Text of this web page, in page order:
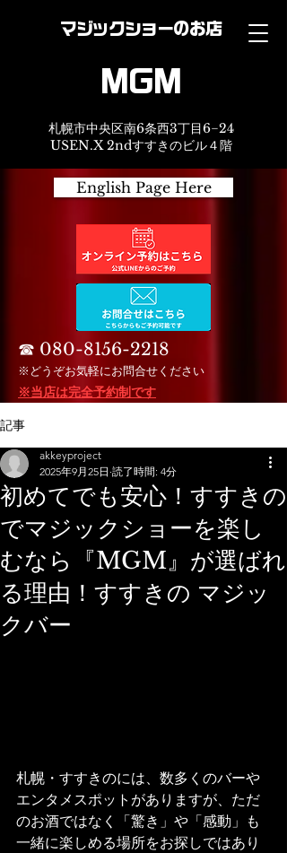
マジックショーのお店
MGM
札幌市中央区南6条西3丁目6−24
USEN.X 2ndすすきのビル４階
English Page Here
☎︎ 080-8156-2218
※どうぞお気軽にお問合せください
※当店は完全予約制です
記事
初めてでも安心！すすきの
でマジックショーを楽し
むなら『MGM』が選ばれ
る理由！すすきの マジッ
クバー
akkeyproject
2025年9月25日 読了時間: 4分
札幌・すすきのには、数多くのバーや
エンタメスポットがありますが、ただ
のお酒ではなく「驚き」や「感動」も
一緒に楽しめる場所をお探しではあり